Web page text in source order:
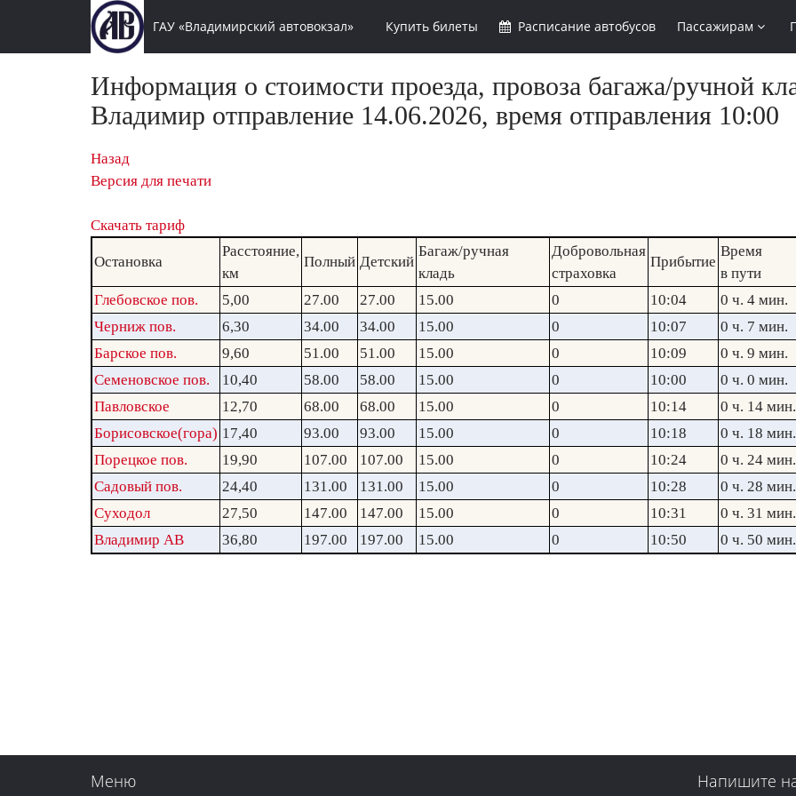
ГАУ «Владимирский автовокзал» Купить билеты Расписание автобусов Пассажирам
Информация о стоимости проезда, провоза багажа/ручной
Владимир отправление 14.06.2026, время отправления 10:00
Назад
Версия для печати
Скачать тариф
Остановка
Расстояние,
км
Полный Детский
Багаж/ручная
кладь
Добровольная
страховка
Прибытие
Время
в пути
Глебовское пов.
5,00 27.00 27.00 15.00 0 10:04
0 ч. 4 мин.
Черниж пов.
6,30 34.00 34.00 15.00 0 10:07
0 ч. 7 мин.
Барское пов.
9,60 51.00 51.00 15.00 0 10:09
0 ч. 9 мин.
Семеновское пов.
10,40 58.00 58.00 15.00 0 10:00
0 ч. 0 мин.
Павловское
12,70 68.00 68.00 15.00 0 10:14
0 ч. 14 мин.
Борисовское(гора) 17,40 93.00 93.00 15.00 0 10:18
0 ч. 18 мин.
Порецкое пов.
19,90 107.00 107.00 15.00 0 10:24
0 ч. 24 мин.
Садовый пов.
24,40 131.00 131.00 15.00 0 10:28
0 ч. 28 мин.
Суходол
27,50 147.00 147.00 15.00 0 10:31
0 ч. 31 мин.
Владимир АВ
36,80 197.00 197.00 15.00 0 10:50 0 ч. 50 мин.
Меню Напишите